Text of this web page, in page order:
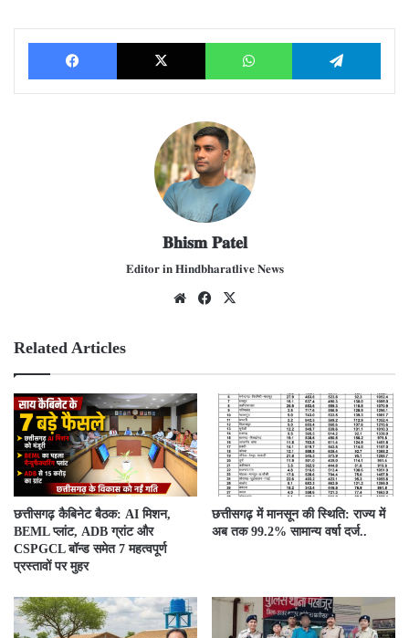
Facebook X WhatsApp
𝐁𝐡𝐢𝐬𝐦 𝐏𝐚𝐭𝐞𝐥
𝐄𝐝𝐢𝐭𝐨𝐫 𝐢𝐧 𝐇𝐢𝐧𝐝𝐛𝐡𝐚𝐫𝐚𝐭𝐥𝐢𝐯𝐞 𝐍𝐞𝐰𝐬
We
Fac
Related Articles
छत्तीसगढ़ कैबिनेट बैठक: AI मिशन,
BEML प्लांट, ADB ग्रांट और
CSPGCL बॉन्ड समेत 7 महत्वपूर्ण
प्रस्तावों पर मुहर
छत्तीसगढ़ में मानसून की स्थिति: राज्य में
अब तक 99.2% सामान्य वर्षा दर्ज..